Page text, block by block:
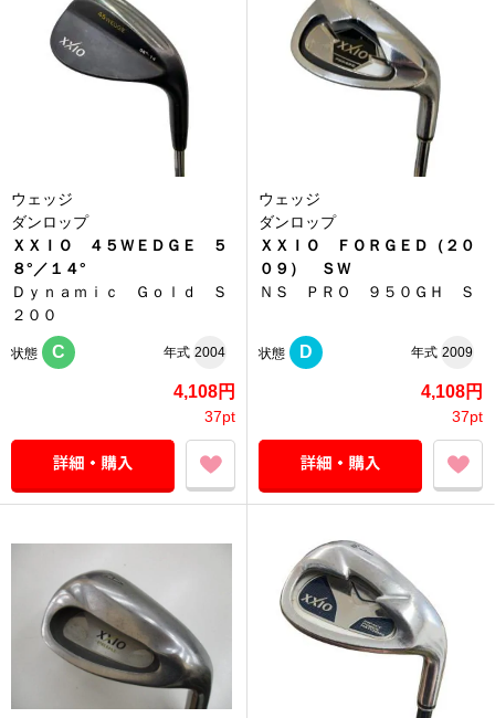
ウェッジ
ダンロップ
ＸＸＩＯ ４５ＷＥＤＧＥ ５
８°／１４°
Ｄｙｎａｍｉｃ Ｇｏｌｄ Ｓ
２００
状態 C 年式 2004
4,108円
37pt
ウェッジ
ダンロップ
ＸＸＩＯ ＦＯＲＧＥＤ（２０
０９） ＳＷ
ＮＳ ＰＲＯ ９５０ＧＨ Ｓ
状態 D 年式 2009
4,108円
37pt